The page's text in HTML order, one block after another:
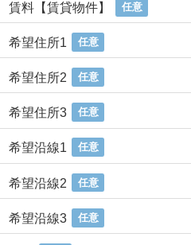
賃料【賃貸物件】 任意
希望住所1 任意
希望住所2 任意
希望住所3 任意
希望沿線1 任意
希望沿線2 任意
希望沿線3 任意